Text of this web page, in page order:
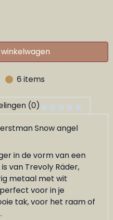
winkelwagen
6 items
(0)
Snow angel
in de vorm van een
van Trevoly Räder,
metaal met wit
voor in je
tak, voor het raam of